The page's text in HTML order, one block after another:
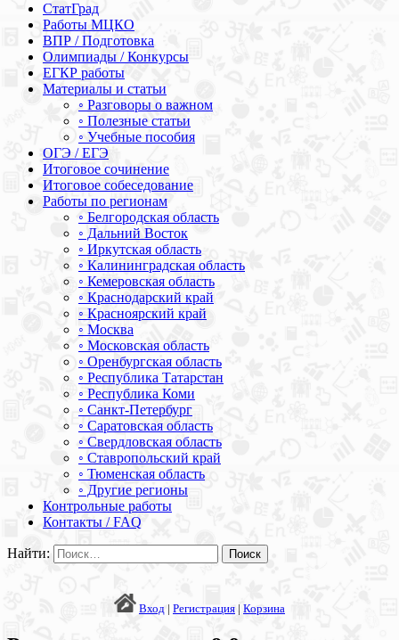
СтатГрад
Работы МЦКО
ВПР / Подготовка
Олимпиады / Конкурсы
ЕГКР работы
Материалы и статьи
◦ Разговоры о важном
◦ Полезные статьи
◦ Учебные пособия
ОГЭ / ЕГЭ
Итоговое сочинение
Итоговое собеседование
Работы по регионам
◦ Белгородская область
◦ Дальний Восток
◦ Иркутская область
◦ Калининградская область
◦ Кемеровская область
◦ Краснодарский край
◦ Красноярский край
◦ Москва
◦ Московская область
◦ Оренбургская область
◦ Республика Татарстан
◦ Республика Коми
◦ Санкт-Петербург
◦ Саратовская область
◦ Свердловская область
◦ Ставропольский край
◦ Тюменская область
◦ Другие регионы
Контрольные работы
Контакты / FAQ
Найти:
Вход | Регистрация | Корзина